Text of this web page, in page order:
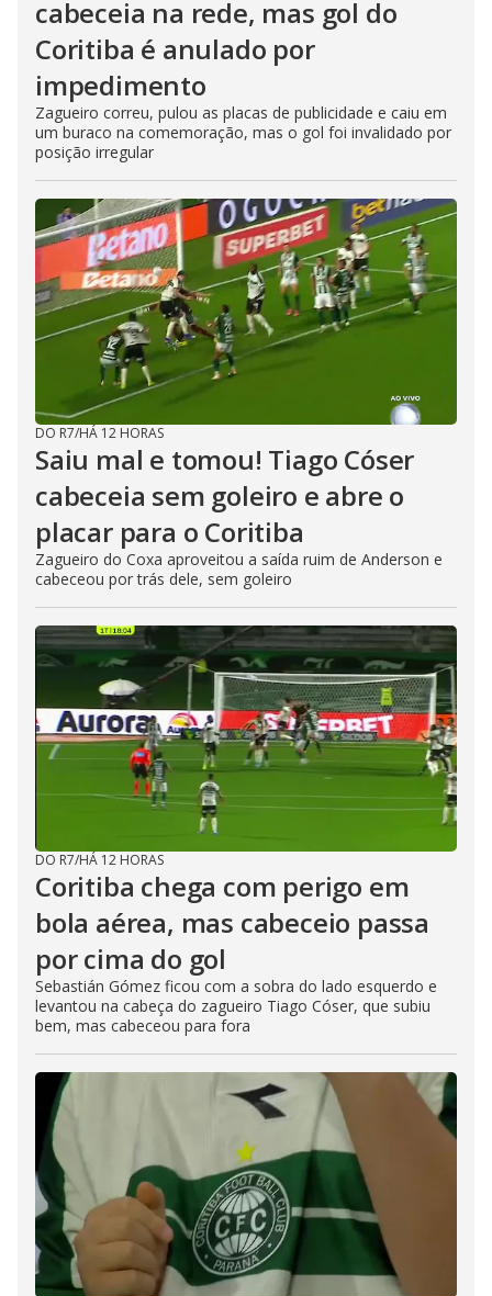
cabeceia na rede, mas gol do
Coritiba é anulado por
impedimento
Zagueiro correu, pulou as placas de publicidade e caiu em
um buraco na comemoração, mas o gol foi invalidado por
posição irregular
DO R7/HÁ 12 HORAS
Saiu mal e tomou! Tiago Cóser
cabeceia sem goleiro e abre o
placar para o Coritiba
Zagueiro do Coxa aproveitou a saída ruim de Anderson e
cabeceou por trás dele, sem goleiro
DO R7/HÁ 12 HORAS
Coritiba chega com perigo em
bola aérea, mas cabeceio passa
por cima do gol
Sebastián Gómez ficou com a sobra do lado esquerdo e
levantou na cabeça do zagueiro Tiago Cóser, que subiu
bem, mas cabeceou para fora